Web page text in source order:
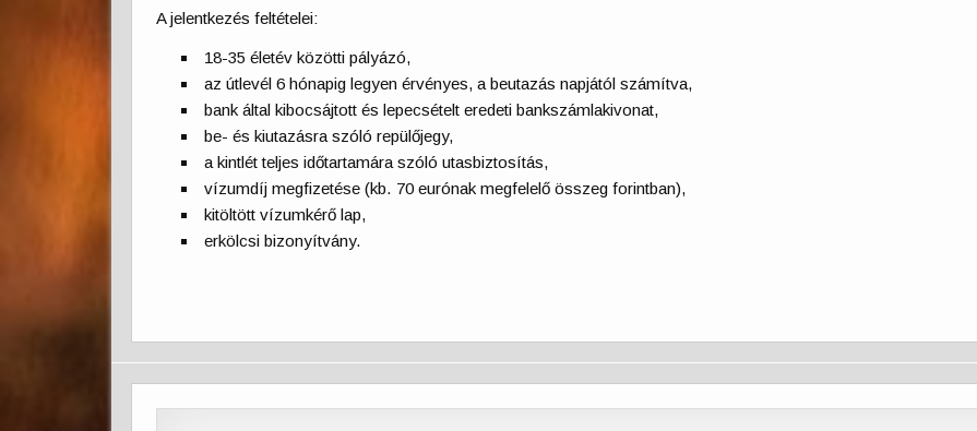
A jelentkezés feltételei:
18-35 életév közötti pályázó,
az útlevél 6 hónapig legyen érvényes, a beutazás napjától számítva,
bank által kibocsájtott és lepecsételt eredeti bankszámlakivonat,
be- és kiutazásra szóló repülőjegy,
a kintlét teljes időtartamára szóló utasbiztosítás,
vízumdíj megfizetése (kb. 70 eurónak megfelelő összeg forintban),
kitöltött vízumkérő lap,
erkölcsi bizonyítvány.